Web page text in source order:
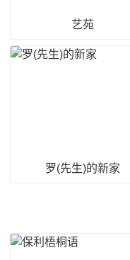
艺苑
罗(先生)的新家